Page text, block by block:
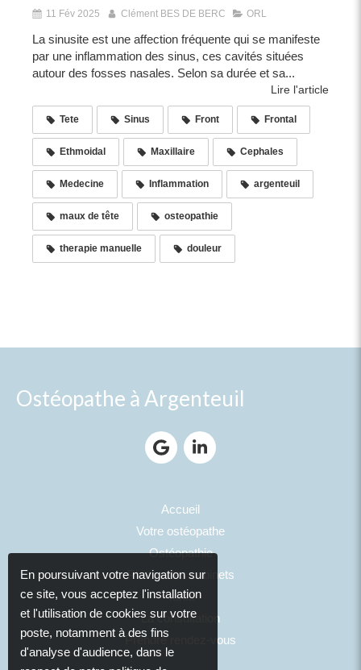
11 Fév 2025 Clément BES DE BERC ORL
La sinusite est une affection fréquente qui se manifeste
par une inflammation des sinus, ces cavités situées
autour des fosses nasales. Selon sa durée et sa...
Lire l'article
Tete Sinus Front Frontal
Ethmoidal Maxillaire Cephales
Medecine Inflammation argenteuil
maux de tête osteopathie
therapie manuelle douleur
Ostéopathe à Argenteuil
Accueil
Votre ostéopathe
Ostéopathie
Photos des cabinets
Tarifs
La consultation
Prendre rendez-vous
En poursuivant votre navigation sur
ce site, vous acceptez l'installation
et l'utilisation de cookies sur votre
poste, notamment à des fins
d'analyse d'audience, dans le